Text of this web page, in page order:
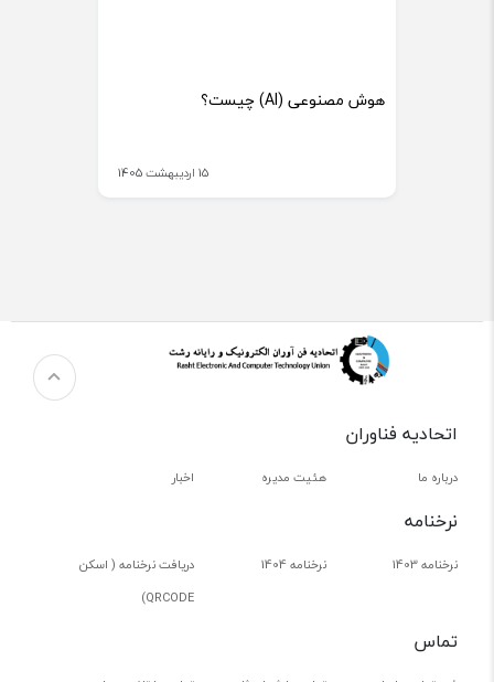
هوش مصنوعی (AI) چیست؟
15 اردیبهشت 1405
اتحادیه فناوران
درباره ما هئیت مدیره اخبار
نرخنامه
نرخنامه 1403 نرخنامه 1404
دریافت نرخنامه ( اسکن
QRCODE)
تماس